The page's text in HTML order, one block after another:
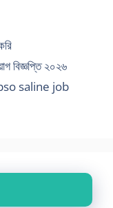
বিজ্ঞপ্তি ২০২৬
saline job